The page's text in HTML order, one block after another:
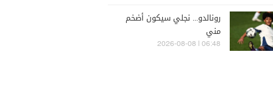
رونالدو... نجلي سيكون أضخم
مني
06:48 | 2026-08-08